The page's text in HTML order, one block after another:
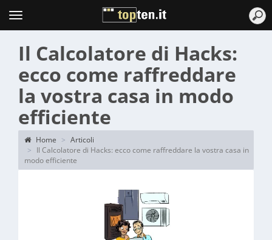
Topten
Menu
​Il Calcolatore di Hacks:
ecco come raffreddare
la vostra casa in modo
efficiente
Home
Articoli
​Il Calcolatore di Hacks: ecco come raffreddare la vostra casa in
modo efficiente